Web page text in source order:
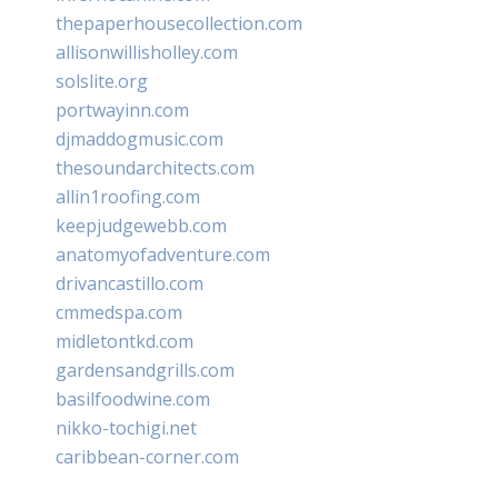
thepaperhousecollection.com
allisonwillisholley.com
solslite.org
portwayinn.com
djmaddogmusic.com
thesoundarchitects.com
allin1roofing.com
keepjudgewebb.com
anatomyofadventure.com
drivancastillo.com
cmmedspa.com
midletontkd.com
gardensandgrills.com
basilfoodwine.com
nikko-tochigi.net
caribbean-corner.com